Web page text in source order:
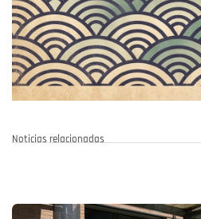
Noticias relacionadas